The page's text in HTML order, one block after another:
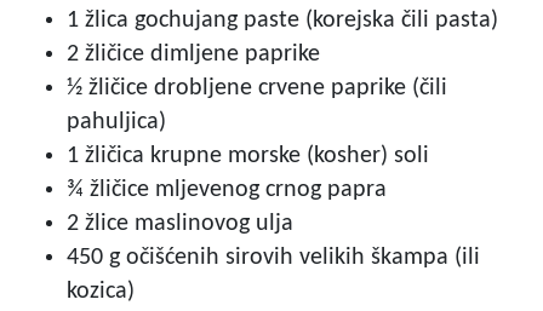
1 žlica gochujang paste (korejska čili pasta)
2 žličice dimljene paprike
½ žličice drobljene crvene paprike (čili
pahuljica)
1 žličica krupne morske (kosher) soli
¾ žličice mljevenog crnog papra
2 žlice maslinovog ulja
450 g očišćenih sirovih velikih škampa (ili
kozica)